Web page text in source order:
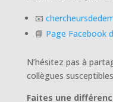
📧
📘 Page Facebook
N’hésitez pas à
collègues
Faites une